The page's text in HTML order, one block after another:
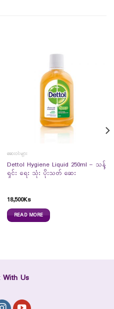
ဆေးဝါးများ
Dettol Hygiene Liquid 250ml – သန့်
ရှင်း ရေး သုံး ပိုးသတ် ဆေး
18,500Ks
READ MORE
With Us